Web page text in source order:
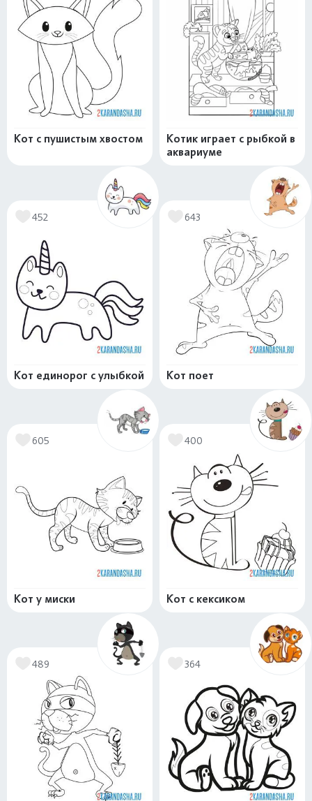
Кот с пушистым хвостом
Котик играет с рыбкой в
аквариуме
452
Кот единорог с улыбкой
643
Кот поет
605
Кот у миски
400
Кот с кексиком
489 364